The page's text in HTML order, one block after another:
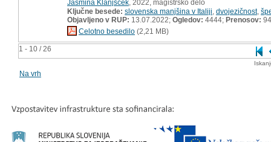
1 - 10 / 26
Jasmina Klanjšček , 2022, magistrsko delo
Ključne besede: slovenska manjšina v Italiji dvojezičnost,
Objavljeno v RUP: 13.07.2022; Ogledov: 4444; Prenosov: 94
Celotno besedilo (2,21 MB)
Na vrh